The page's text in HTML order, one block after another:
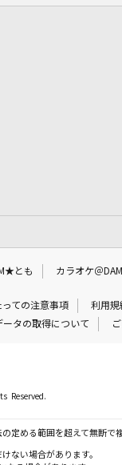
とも カラオケ＠DAM
ての注意事項
利用規
ータの取得について
Reserved.
定める範囲を超えて無断で
ない場合があります。